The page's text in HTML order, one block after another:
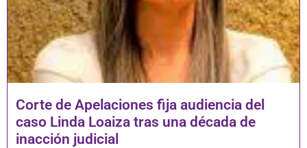
Corte de Apelaciones fija audiencia del
caso Linda Loaiza tras una década de
inacción judicial